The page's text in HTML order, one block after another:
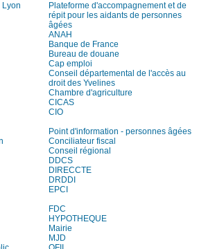
Lyon
Plateforme d'accompagnement et de
répit pour les aidants de personnes
âgées
ANAH
Banque de France
Bureau de douane
Cap emploi
Conseil départemental de l'accès au
droit des Yvelines
Chambre d'agriculture
CICAS
CIO
Point d'information - personnes âgées
Conciliateur fiscal
Conseil régional
DDCS
DIRECCTE
DRDDI
EPCI
FDC
HYPOTHEQUE
Mairie
MJD